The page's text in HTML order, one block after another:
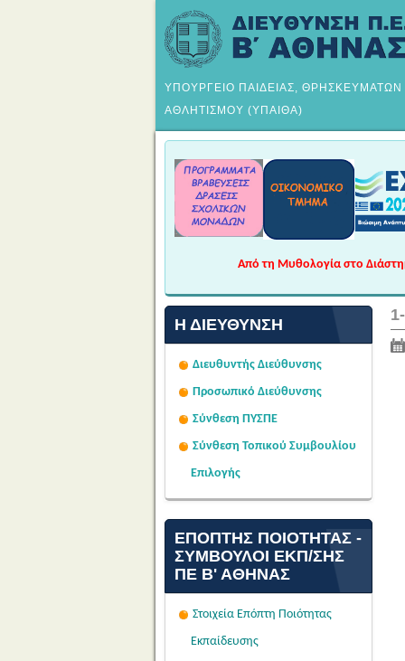
ΥΠΟΥΡΓΕΙΟ ΠΑΙΔΕΙΑΣ, ΘΡΗΣΚΕΥΜΑΤΩΝ
ΑΘΛΗΤΙΣΜΟΥ (ΥΠΑΙΘΑ)
Από τη Μυθολογία στο
Η ΔΙΕΎΘΥΝΣΗ
Διευθυντής Διεύθυνσης
Προσωπικό Διεύθυνσης
Σύνθεση ΠΥΣΠΕ
Σύνθεση Τοπικού Συμβουλίου
Επιλογής
ΕΠΌΠΤΗΣ ΠΟΙΌΤΗΤΑΣ -
ΣΎΜΒΟΥΛΟΙ ΕΚΠ/ΣΗΣ
ΠΕ Β' ΑΘΉΝΑΣ
Στοιχεία Επόπτη Ποιότητας
Εκπαίδευσης